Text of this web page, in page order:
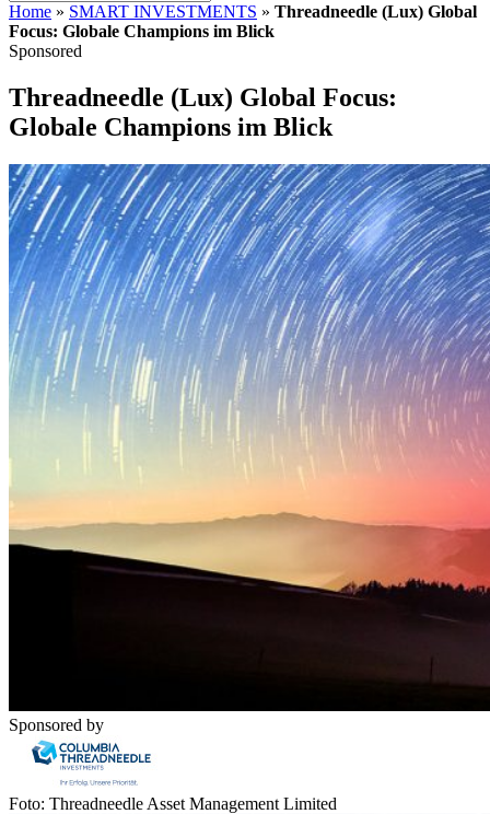
Home » SMART INVESTMENTS » Threadneedle (Lux) Global
Focus: Globale Champions im Blick
Sponsored
Threadneedle (Lux) Global Focus:
Globale Champions im Blick
Sponsored by
Foto: Threadneedle Asset Management Limited